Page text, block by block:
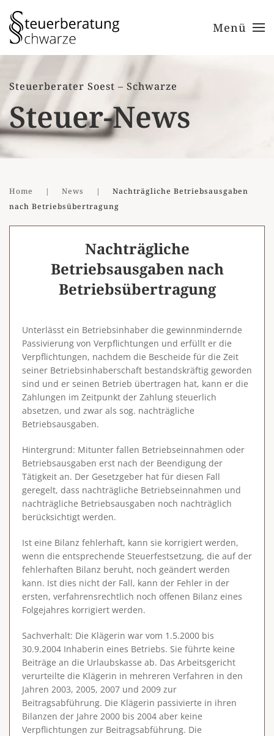
Zum Hauptinhalt springen Menü
Steuerberater Soest – Schwarze
Steuer-News
Home News
Nachträgliche Betriebsausgaben
nach Betriebsübertragung
Nachträgliche
Betriebsausgaben nach
Betriebsübertragung
Unterlässt ein Betriebsinhaber die gewinnmindernde
Passivierung von Verpflichtungen und erfüllt er die
Verpflichtungen, nachdem die Bescheide für die Zeit
seiner Betriebsinhaberschaft bestandskräftig geworden
sind und er seinen Betrieb übertragen hat, kann er die
Zahlungen im Zeitpunkt der Zahlung steuerlich
absetzen, und zwar als sog. nachträgliche
Betriebsausgaben.
Hintergrund: Mitunter fallen Betriebseinnahmen oder
Betriebsausgaben erst nach der Beendigung der
Tätigkeit an. Der Gesetzgeber hat für diesen Fall
geregelt, dass nachträgliche Betriebseinnahmen und
nachträgliche Betriebsausgaben noch nachträglich
berücksichtigt werden.
Ist eine Bilanz fehlerhaft, kann sie korrigiert werden,
wenn die entsprechende Steuerfestsetzung, die auf der
fehlerhaften Bilanz beruht, noch geändert werden
kann. Ist dies nicht der Fall, kann der Fehler in der
ersten, verfahrensrechtlich noch offenen Bilanz eines
Folgejahres korrigiert werden.
Sachverhalt: Die Klägerin war vom 1.5.2000 bis
30.9.2004 Inhaberin eines Betriebs. Sie führte keine
Beiträge an die Urlaubskasse ab. Das Arbeitsgericht
verurteilte die Klägerin in mehreren Verfahren in den
Jahren 2003, 2005, 2007 und 2009 zur
Beitragsabführung. Die Klägerin passivierte in ihren
Bilanzen der Jahre 2000 bis 2004 aber keine
Verpflichtungen zur Beitragsabführung. Die